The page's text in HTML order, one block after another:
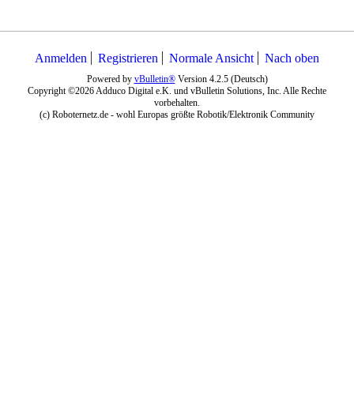
Anmelden Registrieren Normale Ansicht Nach oben
Powered by vBulletin®Version 4.2.5 (Deutsch)
Copyright ©2026 Adduco Digital e.K. und vBulletin Solutions, Inc. Alle Rechte
vorbehalten.
(c) Roboternetz.de - wohl Europas größte Robotik/Elektronik Community